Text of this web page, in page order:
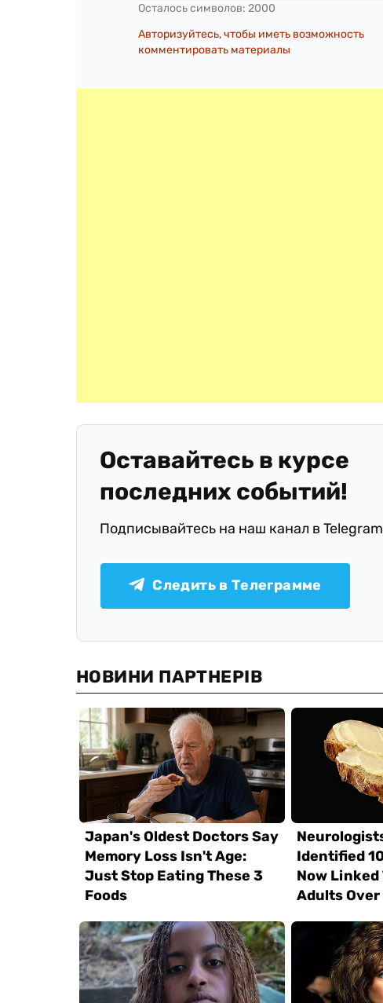
Осталось символов: 2000
Авторизуйтесь, чтобы иметь возможность
комментировать материалы
Оставайтесь в курсе
последних событий!
Подписывайтесь на наш канал в Telegram
Следить в Телеграмме